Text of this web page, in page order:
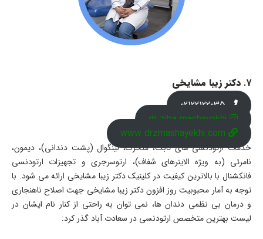
7. دکتر زیبا مشایخی
dr.ziba.mashayekhi
www.drzmashayekhi.com
خدمات ارتودنسی های ثابت، متحرک، لینگوال (پشت دندانی)، دیمون،
نامرئی (به ویژه الاینرهای شفاف)، ارتوسرجری و تجهیزات ارتودنسی
فانکشنال با بالاترین کیفیت در کلینیک دکتر زیبا مشایخی ارائه می شود. با
توجه به آمار محبوبیت روز افزون دکتر زیبا مشایخی جهت اصلاح ناهنجاری
و درمان بی نظمی دندان ها، نمی توان به راحتی از کنار نام ایشان در
لیست بهترین متخصص ارتودنسی در سعادت آباد گذر کرد: